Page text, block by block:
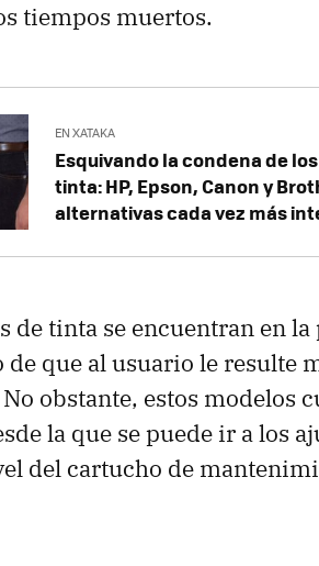
tiempos muertos.
EN XATAKA
Esquivando la condena de
tinta: HP, Epson, Canon y
alternativas cada vez más
de tinta se encuentran en
que al usuario le resulte
obstante, estos modelos
la que se puede ir a los
del cartucho de